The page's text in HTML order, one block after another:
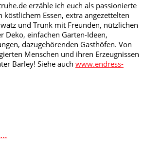
erzähle ich euch als passionierte
Essen, extra angezettelten
und Trunk mit Freunden, nützlichen
Deko, einfachen Garten-Ideen,
dazugehörenden Gasthöfen. Von
Menschen und ihren Erzeugnissen
Barley! Siehe auch www.endress-